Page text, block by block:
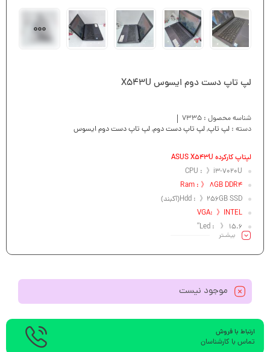
لپ تاپ دست دوم ایسوس X543U
شناسه محصول : 7335
دسته : لپ تاپ,لپ تاپ دست دوم,لپ تاپ دست دوم ایسوس
لپتاپ کارکرده ASUS X543U
CPU : 》i3-7020U
Ram : 》 8GB DDR4
Hdd : 》256GB SSD(آکبند)
VGA: 》INTEL
Led : 》 15.6”
بیشـتر
موجود نیست
ارتباط با فروش
تماس با کارشناسان